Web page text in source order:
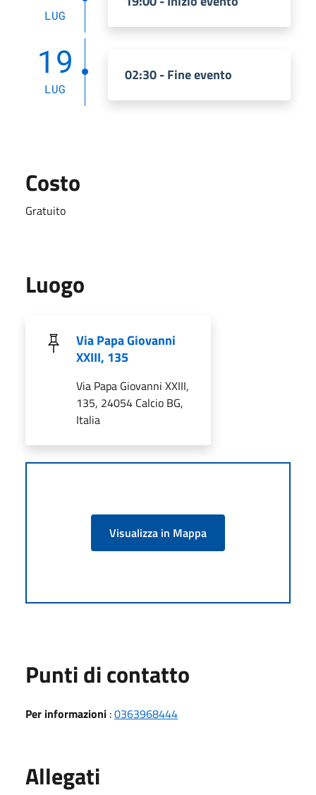
LUG
19
LUG
02:30 - Fine evento
Costo
Gratuito
Luogo
Via Papa Giovanni
XXIII, 135
Via Papa Giovanni XXIII,
135, 24054 Calcio BG,
Italia
Visualizza in Mappa
Punti di contatto
Per informazioni :0363968444
Allegati